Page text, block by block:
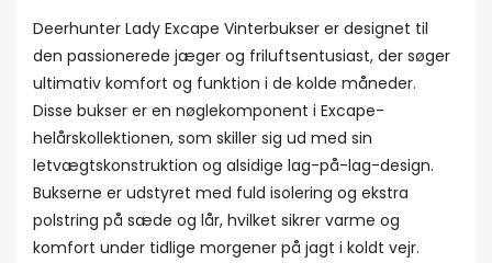
Deerhunter Lady Excape Vinterbukser er designet til
den passionerede jæger og friluftsentusiast, der søger
ultimativ komfort og funktion i de kolde måneder.
Disse bukser er en nøglekomponent i Excape-
helårskollektionen, som skiller sig ud med sin
letvægtskonstruktion og alsidige lag-på-lag-design.
Bukserne er udstyret med fuld isolering og ekstra
polstring på sæde og lår, hvilket sikrer varme og
komfort under tidlige morgener på jagt i koldt vejr.